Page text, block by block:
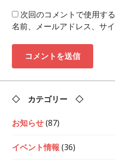
次回のコメントで使用す
名前、メールアドレス、サイ
◇ カテゴリー ◇
お知らせ(87)
イベント情報 (36)